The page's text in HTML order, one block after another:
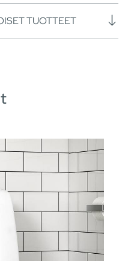
TUOTTEET